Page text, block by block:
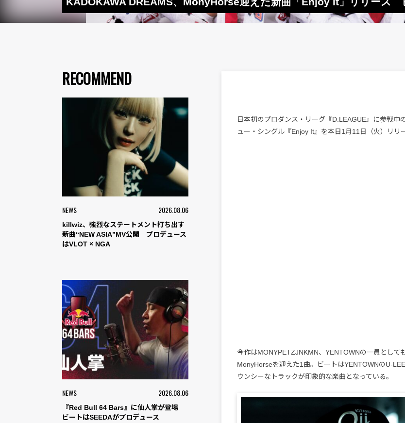
RECOMMEND
NEWS 2026.08.06
killwiz、強烈なステートメント打ち出す
新曲“NEW ASIA”MV公開 プロデュース
はVLOT × NGA
NEWS 2026.08.06
『Red Bull 64 Bars』に仙人掌が登場
ビートはSEEDAがプロデュース
日本初のプロダンス・リーグ『D.LEAGUE』に参戦中
ュー・シングル『Enjoy It』を本日1月11日（火）リリ
今作はMONYPETZJNKMN、YENTOWNの一員として
MonyHorseを迎えた1曲。ビートはYENTOWNのU-
ウンシーなトラックが印象的な楽曲となっている。